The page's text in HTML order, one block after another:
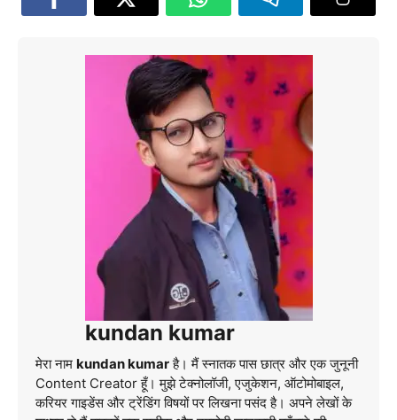
kundan kumar
मेरा नाम kundan kumarहै। मैं स्नातक पास छात्र और एक जुनूनी
Content Creator हूँ। मुझे टेक्नोलॉजी, एजुकेशन, ऑटोमोबाइल,
करियर गाइडेंस और ट्रेंडिंग विषयों पर लिखना पसंद है। अपने लेखों के